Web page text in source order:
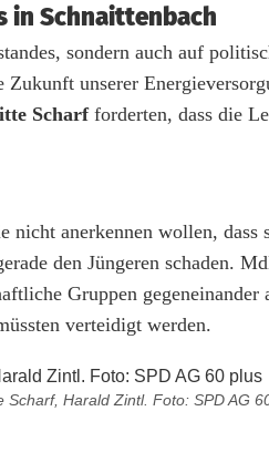
in Schnaittenbach
sondern auch auf
unserer
Scharfforderten, dass die
anerkennen wollen, dass
den Jüngeren schaden.
Gruppen gegeneinander
verteidigt werden.
Harald Zintl. Foto: SPD AG